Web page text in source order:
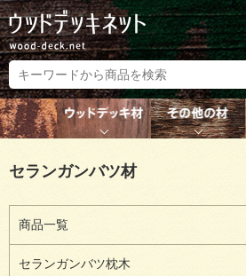
セランガンバツ材
商品一覧
セランガンバツ枕木